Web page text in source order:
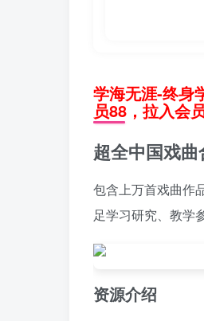
学海无涯-终身
员88，拉入会
超全中国戏
包含上万首戏曲作
足学习研究、教学
资源介绍